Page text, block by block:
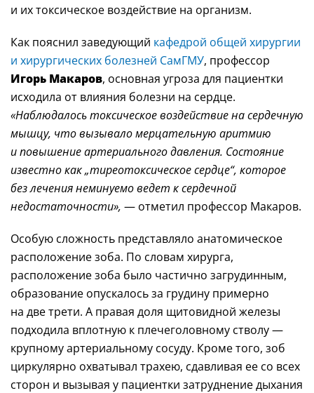
и их токсическое воздействие на организм.
Как пояснил заведующий кафедрой общей хирургии
и хирургических болезней СамГМУ, профессор
Игорь Макаров, основная угроза для пациентки
исходила от влияния болезни на сердце.
«Наблюдалось токсическое воздействие на сердечную
мышцу, что вызывало мерцательную аритмию
и повышение артериального давления. Состояние
известно как „тиреотоксическое сердце“, которое
без лечения неминуемо ведет к сердечной
недостаточности», — отметил профессор Макаров.
Особую сложность представляло анатомическое
расположение зоба. По словам хирурга,
расположение зоба было частично загрудинным,
образование опускалось за грудину примерно
на две трети. А правая доля щитовидной железы
подходила вплотную к плечеголовному стволу —
крупному артериальному сосуду. Кроме того, зоб
циркулярно охватывал трахею, сдавливая ее со всех
сторон и вызывая у пациентки затруднение дыхания